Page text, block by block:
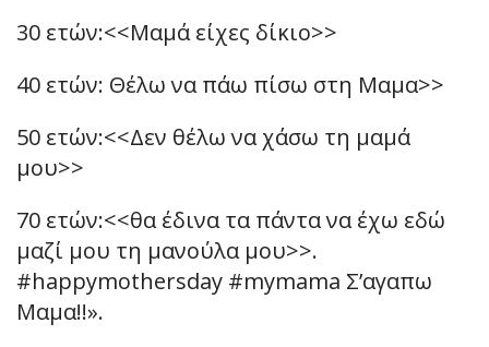
30 ετών:<<Μαμά είχες δίκιο>>
40 ετών: Θέλω να πάω πίσω στη Μαμα>>
50 ετών:<<Δεν θέλω να χάσω τη μαμά
μου>>
70 ετών:<<θα έδινα τα πάντα να έχω εδώ
μαζί μου τη μανούλα μου>>.
#happymothersday #mymama Σ’αγαπω
Μαμα!!».